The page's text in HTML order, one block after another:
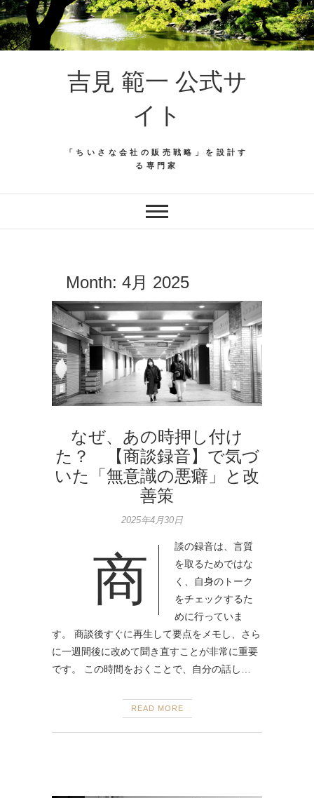
吉見 範一 公式サ
イト
「ちいさな会社の販売戦略」を設計す
る専門家
Month: 4月 2025
なぜ、あの時押し付け
た？ 【商談録音】で気づ
いた「無意識の悪癖」と改
善策
2025年4月30日
商
談の録音は、言質
を取るためではな
く、自身のトーク
をチェックするた
めに行っていま
す。 商談後すぐに再生して要点をメモし、さら
に一週間後に改めて聞き直すことが非常に重要
です。 この時間をおくことで、自分の話し…
READ MORE